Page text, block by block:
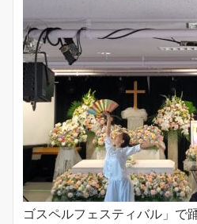
ゴスペルフェスティバル」で